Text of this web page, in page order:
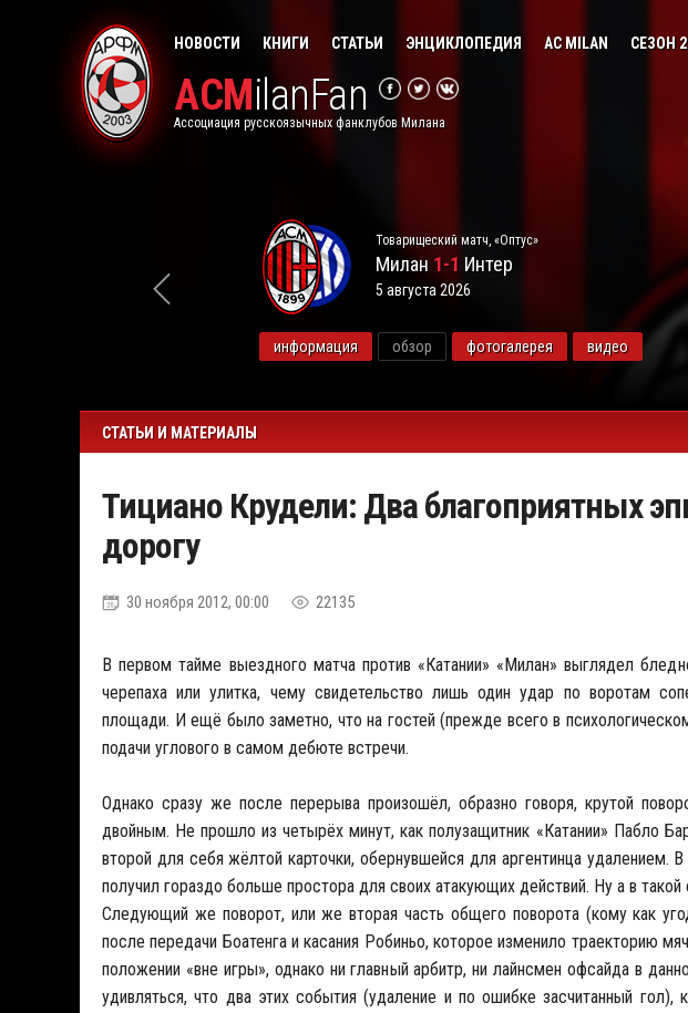
НОВОСТИ КНИГИ СТАТЬИ ЭНЦИКЛОПЕДИЯ AC MILAN СЕЗОН
ACMilanFan
Ассоциация русскоязычных фанклубов Милана
Товарищеский матч, «Оптус»
Милан 1-1 Интер
5 августа 2026
информация обзор фотогалерея видео
СТАТЬИ И МАТЕРИАЛЫ
Тициано Крудели: Два благоприятных
дорогу
30 ноября 2012, 00:00 22135
В первом тайме выездного матча против «Катании» «Милан» выглядел
черепаха или улитка, чему свидетельство лишь один удар по воротам
площади. И ещё было заметно, что на гостей (прежде всего в
подачи углового в самом дебюте встречи.
Однако сразу же после перерыва произошёл, образно говоря, крутой
двойным. Не прошло из четырёх минут, как полузащитник «Катании» Пабло
второй для себя жёлтой карточки, обернувшейся для аргентинца удалением.
получил гораздо больше простора для своих атакующих действий. Ну а в
Следующий же поворот, или же вторая часть общего поворота (кому как
после передачи Боатенга и касания Робиньо, которое изменило траекторию
положении «вне игры», однако ни главный арбитр, ни лайнсмен офсайда в
удивляться, что два этих события (удаление и по ошибке засчитанный